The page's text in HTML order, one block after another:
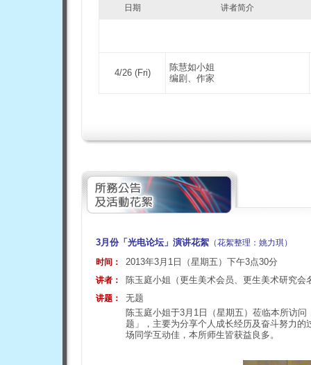
日期 讲者简介
4/26 (Fri)
陈慧如小姐
编剧、作家
3月份「光电论坛」演讲花絮 （花絮整理：姚力琪）
时间：
2013年3月1日（星期五）下午3点30分
讲者： 陈玉庭小姐（更生美术会员、更生美术研究会
讲题：
无题
陈玉庭小姐于3月1日（星期五）莅临本所访
题」，主要为分享个人成长经历及奋斗努力
场同学互动佳，本所师生皆获益良多。